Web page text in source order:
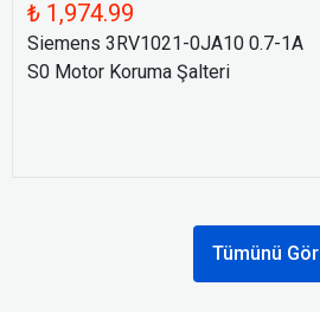
₺ 1,974.99
Siemens 3RV1021-0JA10 0.7-1A
S0 Motor Koruma Şalteri
Tümünü Gör